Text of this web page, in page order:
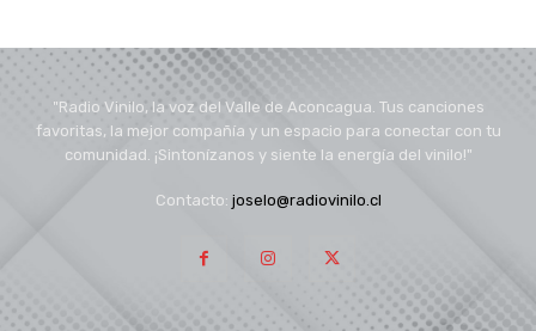
"Radio Vinilo, la voz del Valle de Aconcagua. Tus canciones
favoritas, la mejor compañía y un espacio para conectar con tu
comunidad. ¡Sintonízanos y siente la energía del vinilo!"
Contacto: joselo@radiovinilo.cl